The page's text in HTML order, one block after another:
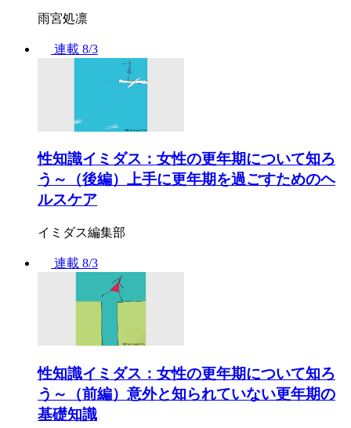
雨宮処凛
連載 8/3
性知識イミダス：女性の更年期について知ろ
う～（後編）上手に更年期を過ごすためのヘ
ルスケア
イミダス編集部
連載 8/3
性知識イミダス：女性の更年期について知ろ
う～（前編）意外と知られていない更年期の
基礎知識